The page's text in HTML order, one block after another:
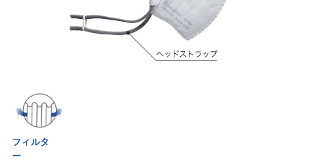
フィルタ
ー